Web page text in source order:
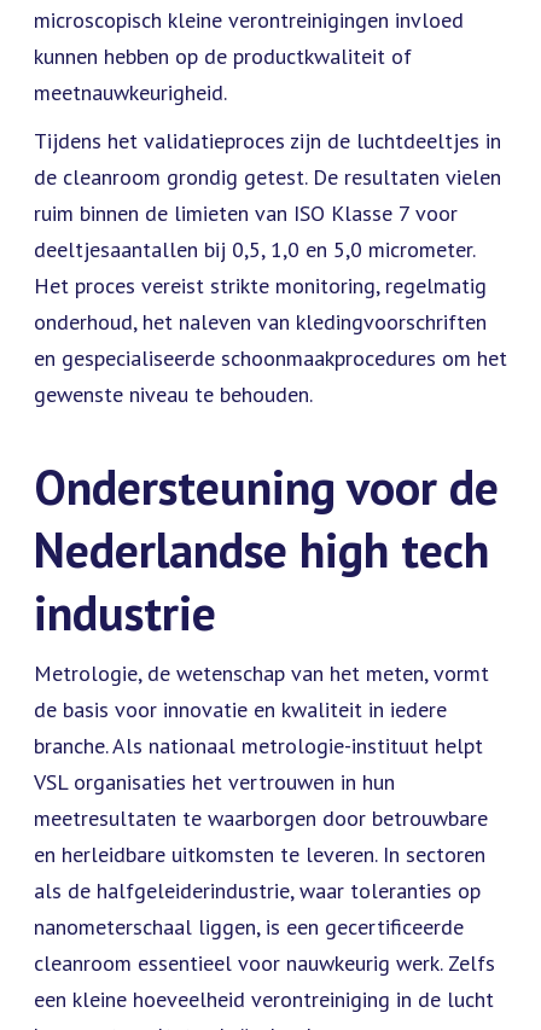
microscopisch kleine verontreinigingen invloed
kunnen hebben op de productkwaliteit of
meetnauwkeurigheid.
Tijdens het validatieproces zijn de luchtdeeltjes in
de cleanroom grondig getest. De resultaten vielen
ruim binnen de limieten van ISO Klasse 7 voor
deeltjesaantallen bij 0,5, 1,0 en 5,0 micrometer.
Het proces vereist strikte monitoring, regelmatig
onderhoud, het naleven van kledingvoorschriften
en gespecialiseerde schoonmaakprocedures om het
gewenste niveau te behouden.
Ondersteuning voor de
Nederlandse high tech
industrie
Metrologie, de wetenschap van het meten, vormt
de basis voor innovatie en kwaliteit in iedere
branche. Als nationaal metrologie-instituut helpt
VSL organisaties het vertrouwen in hun
meetresultaten te waarborgen door betrouwbare
en herleidbare uitkomsten te leveren. In sectoren
als de halfgeleiderindustrie, waar toleranties op
nanometerschaal liggen, is een gecertificeerde
cleanroom essentieel voor nauwkeurig werk. Zelfs
een kleine hoeveelheid verontreiniging in de lucht